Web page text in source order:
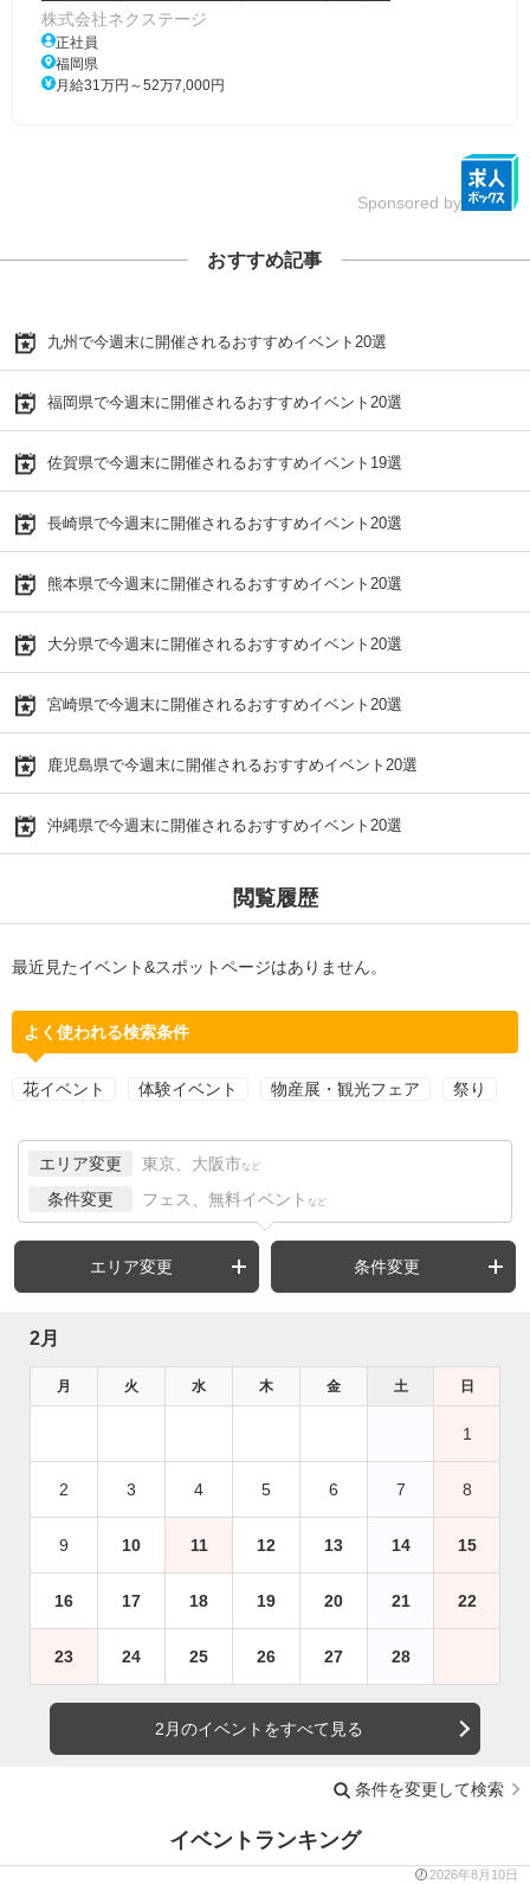
株式会社ネクステージ
正社員
福岡県
月給31万円～52万7,000円
Sponsored by
おすすめ記事
九州で今週末に開催されるおすすめイベント20選
福岡県で今週末に開催されるおすすめイベント20選
佐賀県で今週末に開催されるおすすめイベント19選
長崎県で今週末に開催されるおすすめイベント20選
熊本県で今週末に開催されるおすすめイベント20選
大分県で今週末に開催されるおすすめイベント20選
宮崎県で今週末に開催されるおすすめイベント20選
鹿児島県で今週末に開催されるおすすめイベント20選
沖縄県で今週末に開催されるおすすめイベント20選
閲覧履歴
最近見たイベント&スポットページはありません。
よく使われる検索条件
花イベント 体験イベント 物産展・観光フェア 祭り
エリア変更 東京、大阪市 など
条件変更 フェス、無料イベント など
エリア変更 条件変更
2月
月 火 水 木 金 土 日
1
2 3 4 5 6 7 8
9 10 11 12 13 14 15
16 17 18 19 20 21 22
23 24 25 26 27 28
2月のイベントをすべて見る
条件を変更して検索
イベントランキング
2026年8月10日